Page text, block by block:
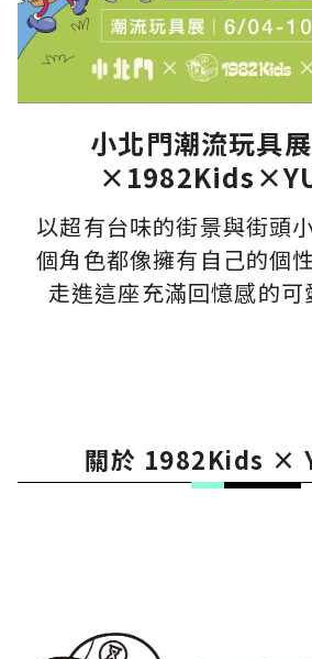
小北門潮流玩具
以超有台味的街景與街頭
個角色都像擁有自己的個
走進這座充滿回憶感的可
關於 1982Kids ×